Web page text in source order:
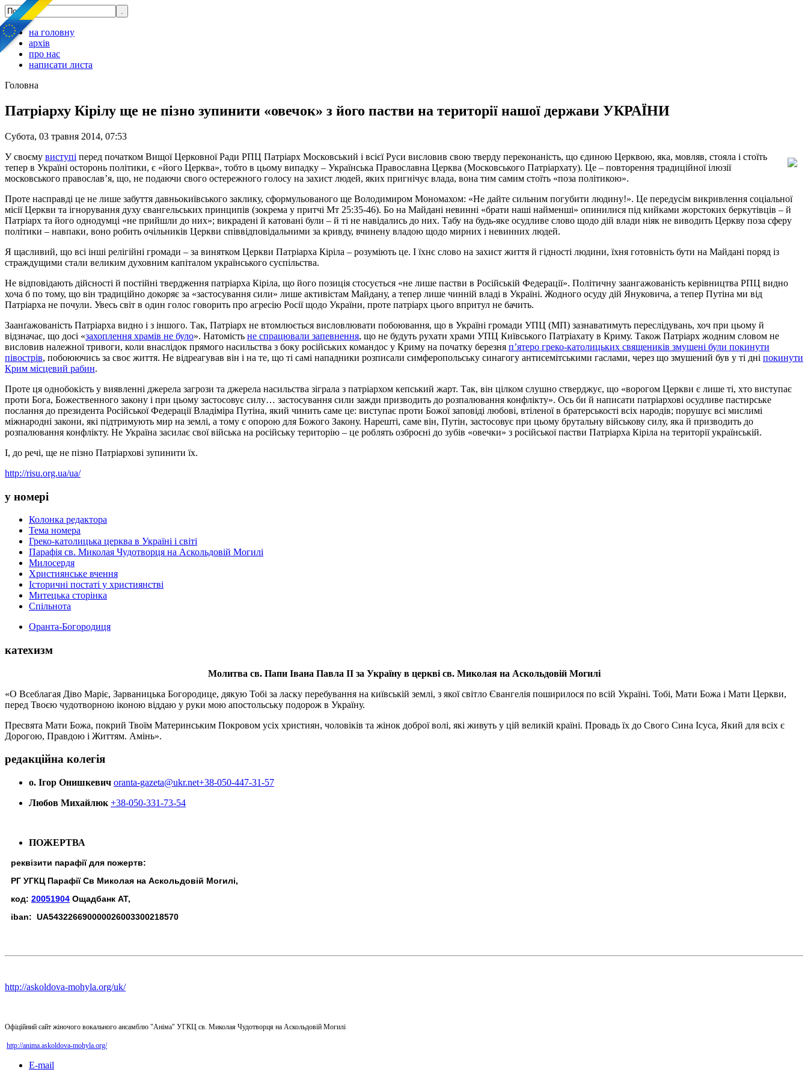
на головну
архів
про нас
написати листа
Головна
Патріарху Кірілу ще не пізно зупинити «овечок» з його пастви на території нашої держави УКРАЇНИ
Субота, 03 травня 2014, 07:53
У своєму виступі перед початком Вищої Церковної Ради РПЦ Патріарх Московський і всієї Руси висловив свою тверду переконаність, що єдиною Церквою, яка, мовляв, стояла і стоїть
тепер в Україні осторонь політики, є «його Церква», тобто в цьому випадку – Українська Православна Церква (Московського Патріархату). Це – повторення традиційної ілюзії
московського православ’я, що, не подаючи свого остережного голосу на захист людей, яких пригнічує влада, вона тим самим стоїть «поза політикою».
Проте насправді це не лише забуття давньокиївського заклику, сформульованого ще Володимиром Мономахом: «Не дайте сильним погубити людину!». Це передусім викривлення соціальної
місії Церкви та ігнорування духу євангельських принципів (зокрема у притчі Мт 25:35-46). Бо на Майдані невинні «брати наші найменші» опинилися під кийками жорстоких беркутівців – й
Патріарх та його однодумці «не прийшли до них»; викрадені й катовані були – й ті не навідались до них. Табу на будь-яке осудливе слово щодо дій влади ніяк не виводить Церкву поза сферу
політики – навпаки, воно робить очільників Церкви співвідповідальними за кривду, вчинену владою щодо мирних і невинних людей.
Я щасливий, що всі інші релігійні громади – за винятком Церкви Патріарха Кіріла – розуміють це. І їхнє слово на захист життя й гідності людини, їхня готовність бути на Майдані поряд із
страждущими стали великим духовним капіталом українського суспільства.
Не відповідають дійсності й постійні твердження патріарха Кіріла, що його позиція стосується «не лише пастви в Російській Федерації». Політичну заангажованість керівництва РПЦ видно
хоча б по тому, що він традиційно докоряє за «застосування сили» лише активістам Майдану, а тепер лише чинній владі в Україні. Жодного осуду дій Януковича, а тепер Путіна ми від
Патріарха не почули. Увесь світ в один голос говорить про агресію Росії щодо України, проте патріарх цього впритул не бачить.
Заанґажованість Патріарха видно і з іншого. Так, Патріарх не втомлюється висловлювати побоювання, що в Україні громади УПЦ (МП) зазнаватимуть переслідувань, хоч при цьому й
відзначає, що досі «захоплення храмів не було». Натомість не спрацювали запевнення, що не будуть рухати храми УПЦ Київського Патріахату в Криму. Також Патріарх жодним словом не
висловив належної тривоги, коли внаслідок прямого насильства з боку російських командос у Криму на початку березня п’ятеро греко-католицьких священиків змушені були покинути
півострів, побоюючись за своє життя. Не відреагував він і на те, що ті самі нападники розписали симферопольську синагогу антисемітськими гаслами, через що змушений був у ті дні покинути
Крим місцевий рабин.
Проте ця однобокість у виявленні джерела загрози та джерела насильства зіграла з патріархом кепський жарт. Так, він цілком слушно стверджує, що «ворогом Церкви є лише ті, хто виступає
проти Бога, Божественного закону і при цьому застосовує силу… застосування сили зажди призводить до розпалювання конфлікту». Ось би й написати патріархові осудливе пастирське
послання до президента Російської Федерації Владіміра Путіна, який чинить саме це: виступає проти Божої заповіді любові, втіленої в братерськості всіх народів; порушує всі мислимі
міжнародні закони, які підтримують мир на землі, а тому є опорою для Божого Закону. Нарешті, саме він, Путін, застосовує при цьому брутальну військову силу, яка й призводить до
розпалювання конфлікту. Не Україна засилає свої війська на російську територію – це роблять озброєні до зубів «овечки» з російської пастви Патріарха Кіріла на території українській.
І, до речі, ще не пізно Патріархові зупинити їх.
http://risu.org.ua/ua/
у номері
Колонка редактора
Тема номера
Греко-католицька церква в Україні і світі
Парафія св. Миколая Чудотворця на Аскольдовій Могилі
Милосердя
Християнське вчення
Історичні постаті у християнстві
Митецька сторінка
Спільнота
Оранта-Богородиця
катехизм
Молитва св. Папи Івана Павла ІІ за Україну в церкві св. Миколая на Аскольдовій Могилі
«О Всеблагая Діво Маріє, Зарваницька Богородице, дякую Тобі за ласку перебування на київській землі, з якої світло Євангелія поширилося по всій Україні. Тобі, Мати Божа і Мати Церкви,
перед Твоєю чудотворною іконою віддаю у руки мою апостольську подорож в Україну.
Пресвята Мати Божа, покрий Твоїм Материнським Покровом усіх християн, чоловіків та жінок доброї волі, які живуть у цій великій країні. Провадь їх до Свого Сина Ісуса, Який для всіх є
Дорогою, Правдою і Життям. Амінь».
редакційна колегія
о. Ігор Онишкевич oranta-gazeta@ukr.net+38-050-447-31-57
Любов Михайлюк +38-050-331-73-54
ПОЖЕРТВА
реквізити парафії для пожертв:
РГ УГКЦ Парафії Св Миколая на Аскольдовій Могилі,
код: 20051904 Ощадбанк АТ,
iban: UA543226690000026003300218570
http://askoldova-mohyla.org/uk/
Офіційний сайт жіночого вокального ансамблю "Аніма" УГКЦ св. Миколая Чудотворця на Аскольдовій Могилі
http://anima.askoldova-mohyla.org/
E-mail